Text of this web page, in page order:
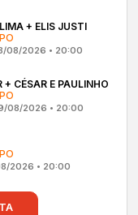
+ ELIS JUSTI
08/2026 • 20:00
+ CÉSAR E PAULINHO
08/2026 • 20:00
2026 • 20:00